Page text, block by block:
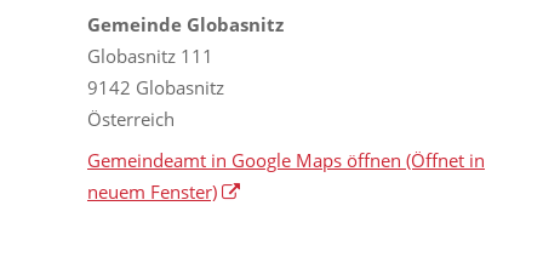
Gemeinde Globasnitz
Globasnitz 111
9142 Globasnitz
Österreich
Gemeindeamt in Google Maps öffnen (Öffnet in
neuem Fenster)